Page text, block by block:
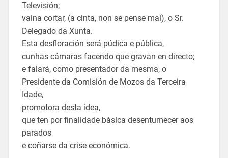
Televisión;
vaina cortar, (a cinta, non se pense mal), o Sr.
Delegado da Xunta.
Esta desfloración será púdica e pública,
cunhas cámaras facendo que gravan en directo;
e falará, como presentador da mesma, o
Presidente da Comisión de Mozos da Terceira
Idade,
promotora desta idea,
que ten por finalidade básica desentumecer aos
parados
e coñarse da crise económica.